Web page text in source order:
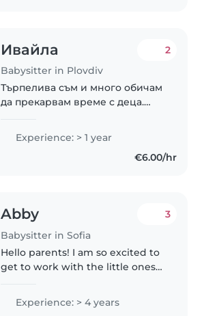
Ивайла
Babysitter in Plovdiv
2
Търпелива съм и много обичам
да прекарвам време с деца.
приказки и да им давам
внимание и грижа. Вярвам, че
спокойствието и топлината са
Experience: > 1 year
€6.00/hr
Abby
Babysitter in Sofia
3
Hello parents! I am so excited to
get to work with the little ones
Sofia to study all the way from
Argentina! which is the perfect
Experience: > 4 years